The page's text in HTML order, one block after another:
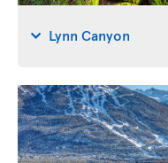
Lynn Canyon